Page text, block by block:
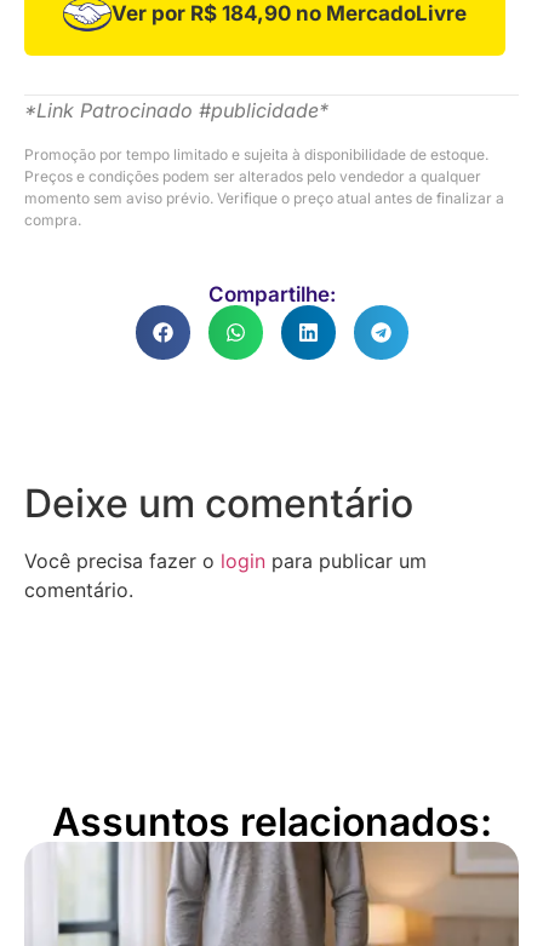
Ver por R$ 184,90 no MercadoLivre
*Link Patrocinado #publicidade*
Promoção por tempo limitado e sujeita à disponibilidade de estoque.
Preços e condições podem ser alterados pelo vendedor a qualquer
momento sem aviso prévio. Verifique o preço atual antes de finalizar a
compra.
Compartilhe:
Deixe um comentário
Você precisa fazer o login para publicar um
comentário.
Assuntos relacionados: